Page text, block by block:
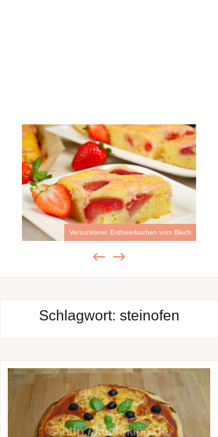
Versunkener Erdbeerkuchen vom Blech
Schlagwort: steinofen